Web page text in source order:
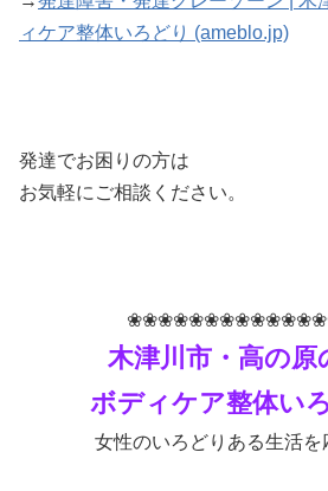
ィケア整体いろどり (ameblo.jp)
発達でお困りの方は
お気軽にご相談ください。
木津川市・高の原
ボディケア整体い
女性のいろどりある生活を